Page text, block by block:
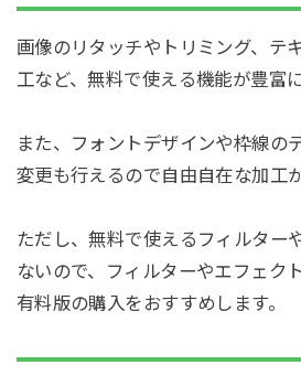
画像のリタッチやトリミング、テ
工など、無料で使える機能が豊富
また、フォントデザインや枠線の
変更も行えるので自由自在な加工
ただし、無料で使えるフィルター
ないので、フィルターやエフェク
有料版の購入をおすすめします。